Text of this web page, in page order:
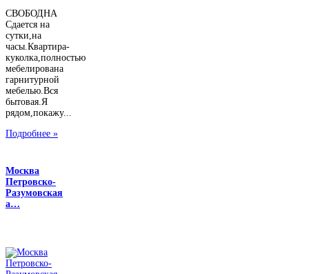
СВОБОДНА
Сдается на
сутки,на
часы.Квартира-
куколка,полностью
мебелирована
гарнитурной
мебелью.Вся
бытовая.Я
рядом,покажу...
Подробнее »
Москва
Петровско-
Разумовская
а…